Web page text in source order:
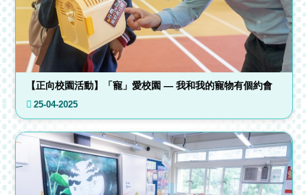
【正向校園活動】「寵」愛校園 — 我和我的寵物有個約會
25-04-2025